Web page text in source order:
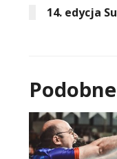
14. edycja
Podobne